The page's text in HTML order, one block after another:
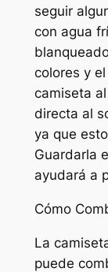
seguir
con agua
colores y
camiseta
directa al
ya que
Guardarla
ayudará a
Cómo
La
puede